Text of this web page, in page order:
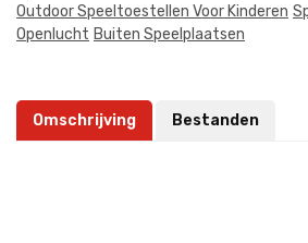
Outdoor Speeltoestellen Voor Kinderen
Openlucht Buiten Speelplaatsen
Omschrijving Bestanden